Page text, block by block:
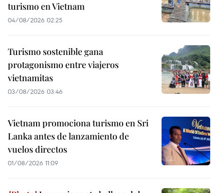
turismo en Vietnam
04/08/2026 02:25
Turismo sostenible gana
protagonismo entre viajeros
vietnamitas
03/08/2026 03:46
Vietnam promociona turismo en Sri
Lanka antes de lanzamiento de
vuelos directos
01/08/2026 11:09